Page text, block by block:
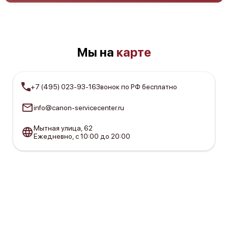
Мы на карте
+7 (495) 023-93-16Звонок по РФ бесплатно
info@canon-servicecenter.ru
Мытная улица, 62
Ежедневно, с 10:00 до 20:00